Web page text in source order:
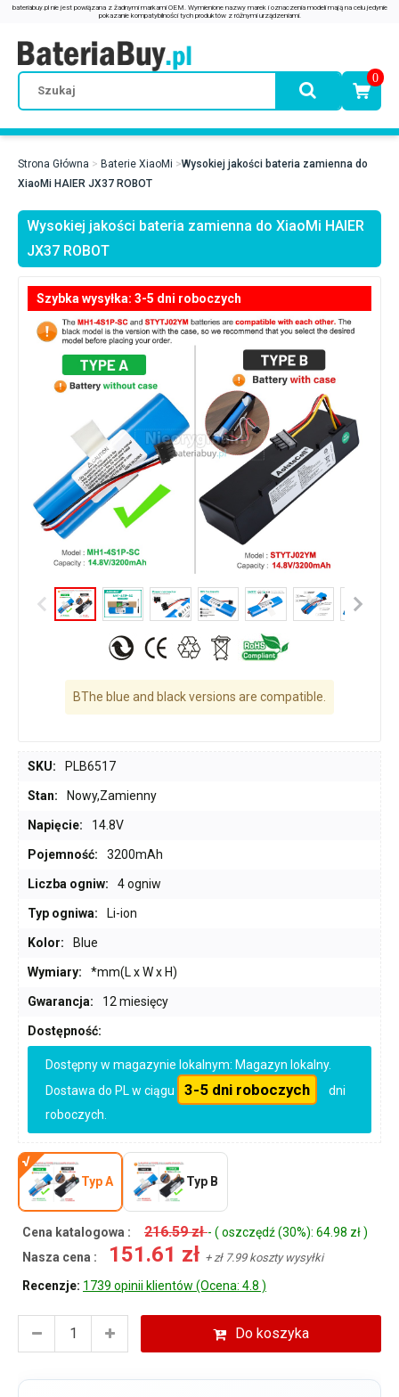
0
Strona Główna Baterie XiaoMi
Wysokiej jakości bateria zamienna do
XiaoMi HAIER JX37 ROBOT
Wysokiej jakości bateria zamienna do XiaoMi HAIER
JX37 ROBOT
Szybka wysyłka: 3-5 dni roboczych
BThe blue and black versions are compatible.
SKU: PLB6517
Stan: Nowy,Zamienny
Napięcie: 14.8V
Pojemność: 3200mAh
Liczba ogniw: 4 ogniw
Typ ogniwa: Li-ion
Kolor: Blue
Wymiary: *mm(L x W x H)
Gwarancja: 12 miesięcy
Dostępność:
Dostępny w magazynie lokalnym: Magazyn lokalny.
Dostawa do PL w ciągu
3-5 dni roboczych
dni
roboczych.
Typ A Typ B
Cena katalogowa : 216.59 zł- ( oszczędź (30%): 64.98 zł )
Nasza cena :
151.61 zł + zł 7.99 koszty wysyłki
Recenzje: 1739 opinii klientów (Ocena: 4.8 )
Do koszyka